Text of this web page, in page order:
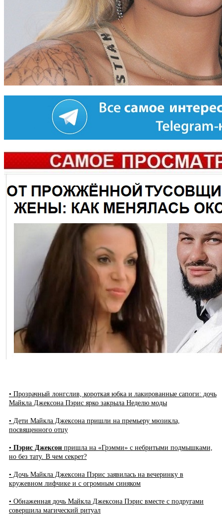
• Прозрачный лонгслив, короткая юбка и лакированные сапоги: дочь
Майкла Джексона Пэрис ярко закрыла Неделю моды
• Дети Майкла Джексона пришли на премьеру мюзикла,
посвященного отцу
• Пэрис Джексон пришла на «Грэмми» с небритыми подмышками,
но без тату. В чем секрет?
• Дочь Майкла Джексона Пэрис заявилась на вечеринку в
кружевном лифчике и с огромным синяком
• Обнаженная дочь Майкла Джексона Пэрис вместе с подругами
совершила магический ритуал